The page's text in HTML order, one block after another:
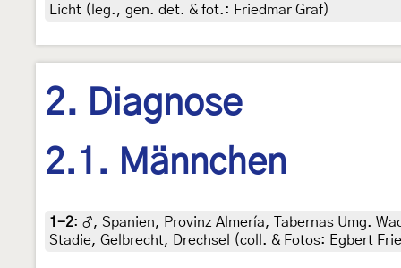
Licht (leg., gen. det. & fot.: Friedmar Graf)
2. Diagnose
2.1. Männchen
1-2: ♂, Spanien, Provinz Almería, Tabernas Umg.
Stadie, Gelbrecht, Drechsel (coll. & Fotos: Egbert